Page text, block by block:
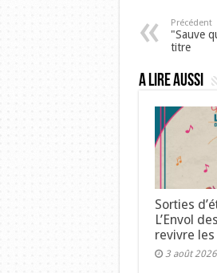
Précédent
"Sauve
titre
A lire aussi
Sorties
L’Envol
revivre les
3 août 2026